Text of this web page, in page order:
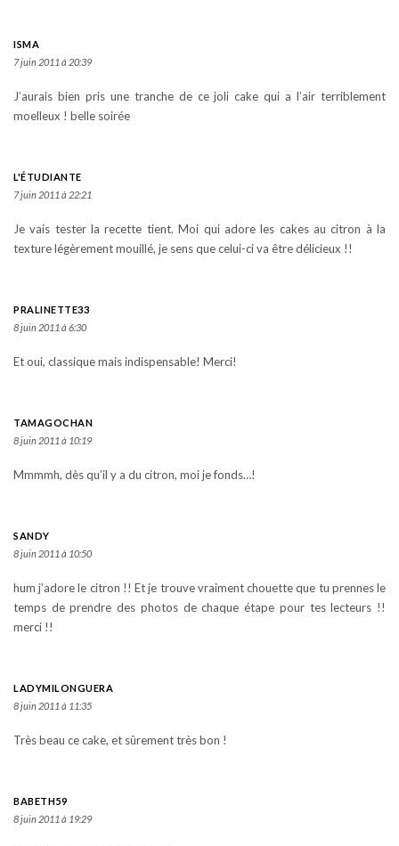
ISMA
7 juin 2011 à 20:39
J’aurais bien pris une tranche de ce joli cake qui a l’air terriblement
moelleux ! belle soirée
L'ÉTUDIANTE
7 juin 2011 à 22:21
Je vais tester la recette tient. Moi qui adore les cakes au citron à la
texture légèrement mouillé, je sens que celui-ci va être délicieux !!
PRALINETTE33
8 juin 2011 à 6:30
Et oui, classique mais indispensable! Merci!
TAMAGOCHAN
8 juin 2011 à 10:19
Mmmmh, dès qu’il y a du citron, moi je fonds…!
SANDY
8 juin 2011 à 10:50
hum j’adore le citron !! Et je trouve vraiment chouette que tu prennes le
temps de prendre des photos de chaque étape pour tes lecteurs !!
merci !!
LADYMILONGUERA
8 juin 2011 à 11:35
Très beau ce cake, et sûrement très bon !
BABETH59
8 juin 2011 à 19:29